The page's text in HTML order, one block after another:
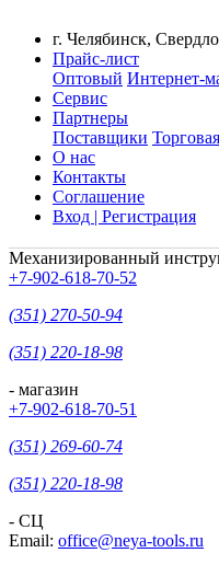
г. Челябинск,
Прайс-лист
Оптовый Интернет-
Сервис
Партнеры
Поставщики
О нас
Контакты
Соглашение
Вход | Регистрация
Механизированный
+7-902-618-70-52
(351) 270-50-94
(351) 220-18-98
- магазин
+7-902-618-70-51
(351) 269-60-74
(351) 220-18-98
- СЦ
Email: office@neya-tools.ru